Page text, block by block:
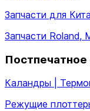
Запчасти для
Запчасти Roland,
Каландры |
Режущие